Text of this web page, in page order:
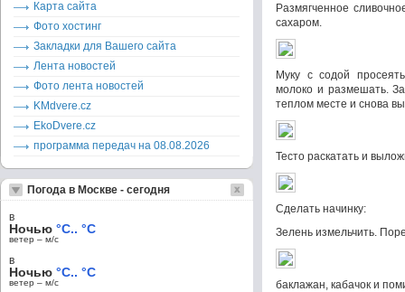
Размягченное
сахаром.
Муку с содой
молоко и размешать.
теплом месте и снова
Тесто раскатать и
Сделать начинку:
Зелень измельчить.
баклажан, кабачок и
Карта сайта
Фото хостинг
Закладки для Вашего сайта
Лента новостей
Фото лента новостей
KMdvere.cz
EkoDvere.cz
программа передач на 08.08.2026
Погода в Москве - сегодня
в
Ночью °C.. °C
ветер – м/c
в
Ночью °C.. °C
ветер – м/c